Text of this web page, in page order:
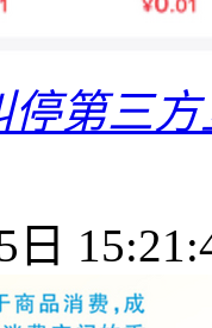
停第三
日